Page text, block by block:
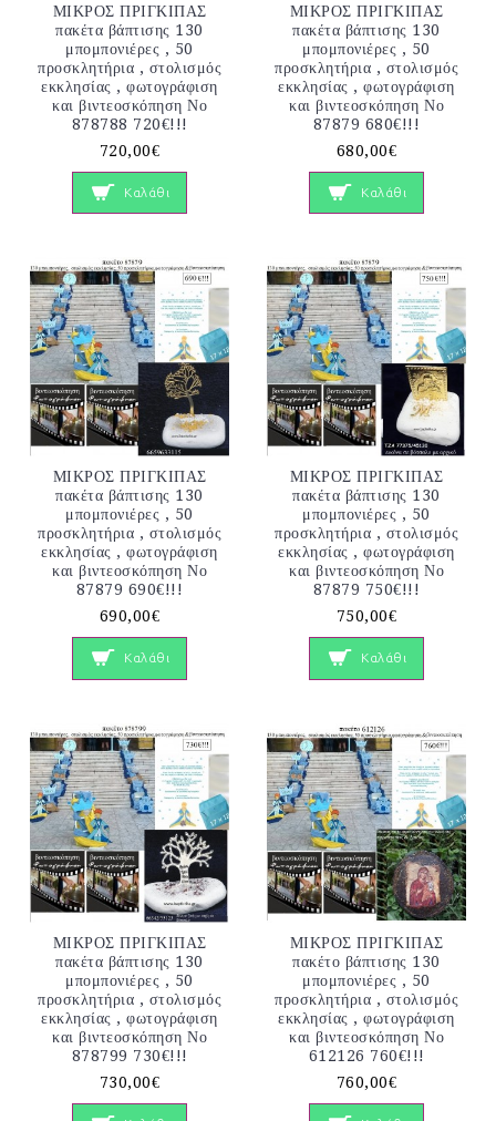
ΜΙΚΡΟΣ ΠΡΙΓΚΙΠΑΣ
πακέτα βάπτισης 130
μπομπονιέρες , 50
προσκλητήρια , στολισμός
εκκλησίας , φωτογράφιση
και βιντεοσκόπηση Νο
878788 720€!!!
720,00€
Καλάθι
ΜΙΚΡΟΣ ΠΡΙΓΚΙΠΑΣ
πακέτα βάπτισης 130
μπομπονιέρες , 50
προσκλητήρια , στολισμός
εκκλησίας , φωτογράφιση
και βιντεοσκόπηση Νο
87879 680€!!!
680,00€
Καλάθι
ΜΙΚΡΟΣ ΠΡΙΓΚΙΠΑΣ
πακέτα βάπτισης 130
μπομπονιέρες , 50
προσκλητήρια , στολισμός
εκκλησίας , φωτογράφιση
και βιντεοσκόπηση Νο
87879 690€!!!
690,00€
Καλάθι
ΜΙΚΡΟΣ ΠΡΙΓΚΙΠΑΣ
πακέτα βάπτισης 130
μπομπονιέρες , 50
προσκλητήρια , στολισμός
εκκλησίας , φωτογράφιση
και βιντεοσκόπηση Νο
87879 750€!!!
750,00€
Καλάθι
ΜΙΚΡΟΣ ΠΡΙΓΚΙΠΑΣ
πακέτα βάπτισης 130
μπομπονιέρες , 50
προσκλητήρια , στολισμός
εκκλησίας , φωτογράφιση
και βιντεοσκόπηση Νο
878799 730€!!!
730,00€
ΜΙΚΡΟΣ ΠΡΙΓΚΙΠΑΣ
πακέτο βάπτισης 130
μπομπονιέρες , 50
προσκλητήρια , στολισμός
εκκλησίας , φωτογράφιση
και βιντεοσκόπηση Νο
612126 760€!!!
760,00€